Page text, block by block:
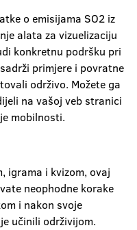
o emisijama SO2 iz
alata za vizuelizaciju
konkretnu podršku pri
primjere i povratne
održivo. Možete ga
na vašoj veb stranici
mobilnosti.
igrama i kvizom, ovaj
neophodne korake
i nakon svoje
učinili održivijom.